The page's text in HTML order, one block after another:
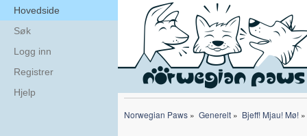
Hovedside
Søk
Logg inn
Registrer
Hjelp
Norwegian Paws » Generelt» Bjeff! Mjau! Mø!»